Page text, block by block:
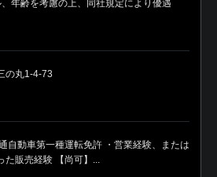
年齢を考慮の上、同社規定により優遇
の丸1-4-73
自動車第一種運転免許 ・営業経験、または
た販売経験 【尚可】...